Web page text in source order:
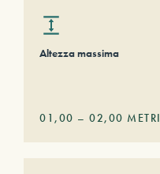
Altezza massima
01,00 – 02,00 METRI